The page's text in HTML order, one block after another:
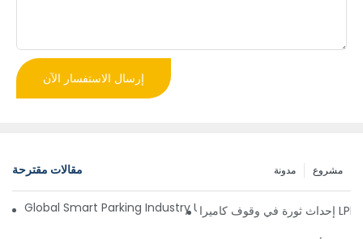
إرسال الاستفسار الآن
مقالات مقترحة مشروع مدونة
Global Smart Parking Industry Update for Third Quarter of